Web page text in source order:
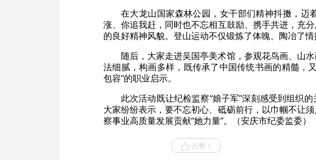
在大龙山国家森林公园，女干部们精神抖擞，迈
涨、你追我赶，同时也不忘相互鼓励、携手共进，充
的良好精神风貌。登山运动不仅锻炼了体魄、陶冶了
随后，大家走进吴国亭美术馆，参观花鸟画、山
法细腻，构画多样，既传承了中国传统书画的精髓，
包容”的职业启示。
此次活动既让纪检监察“娘子军”深刻感受到组织
大家纷纷表示，要不忘初心、砥砺前行，以巾帼不让
察事业高质量发展贡献“她力量”。（安庆市纪委监委）
点赞 1